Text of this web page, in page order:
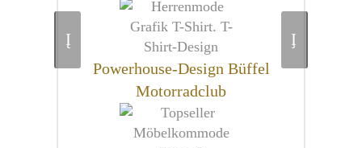
Powerhouse-Design Büffel
Motorradclub